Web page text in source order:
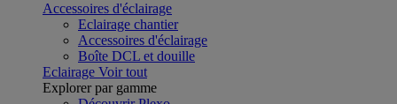
Accessoires d'éclairage
Eclairage chantier
Accessoires d'éclairage
Boîte DCL et douille
Eclairage Voir tout
Explorer par gamme